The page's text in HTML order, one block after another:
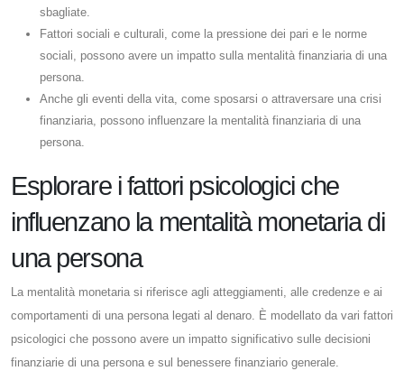
sbagliate.
Fattori sociali e culturali, come la pressione dei pari e le norme
sociali, possono avere un impatto sulla mentalità finanziaria di una
persona.
Anche gli eventi della vita, come sposarsi o attraversare una crisi
finanziaria, possono influenzare la mentalità finanziaria di una
persona.
Esplorare i fattori psicologici che
influenzano la mentalità monetaria di
una persona
La mentalità monetaria si riferisce agli atteggiamenti, alle credenze e ai
comportamenti di una persona legati al denaro. È modellato da vari fattori
psicologici che possono avere un impatto significativo sulle decisioni
finanziarie di una persona e sul benessere finanziario generale.